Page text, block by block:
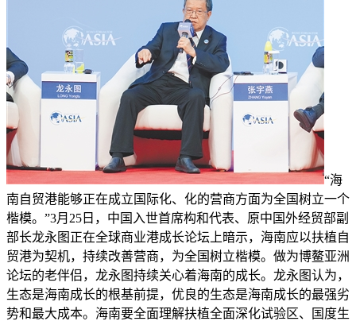
“海
南自贸港能够正在成立国际化、化的营商方面为全国树立一个
楷模。”3月25日，中国入世首席构和代表、原中国外经贸部副
部长龙永图正在全球商业港成长论坛上暗示，海南应以扶植自
贸港为契机，持续改善营商，为全国树立楷模。做为博鳌亚洲
论坛的老伴侣，龙永图持续关心着海南的成长。龙永图认为，
生态是海南成长的根基前提，优良的生态是海南成长的最强劣
势和最大成本。海南要全面理解扶植全面深化试验区、国度生